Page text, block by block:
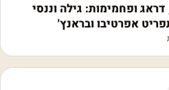
ופחמימות: גילה וננסי
אפרטיבו ובראנץ'